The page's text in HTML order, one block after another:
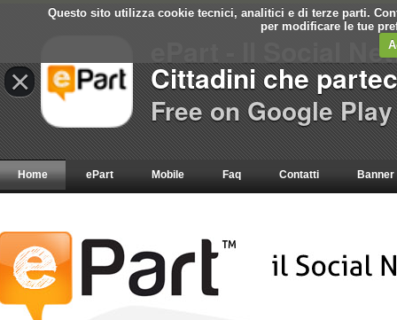
Questo sito utilizza cookie tecnici, analitici e di terze parti.
per modificare le tue
Home ePart Mobile Faq Contatti Banner
×
ePart - Il Social
Cittadini che
Free on Google Play